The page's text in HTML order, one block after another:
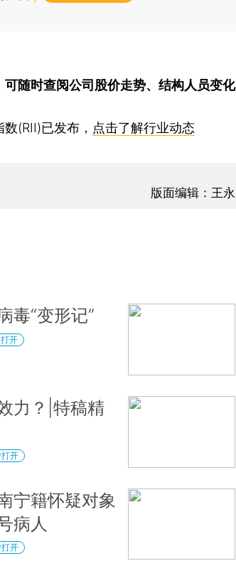
可随时查阅公司股价走势、结构人员变化
(RII)已发布， 点击了解行业动态
版面编辑：王永
毒“变形记”
开
力？|特稿精
开
宁籍怀疑对象
病人
开